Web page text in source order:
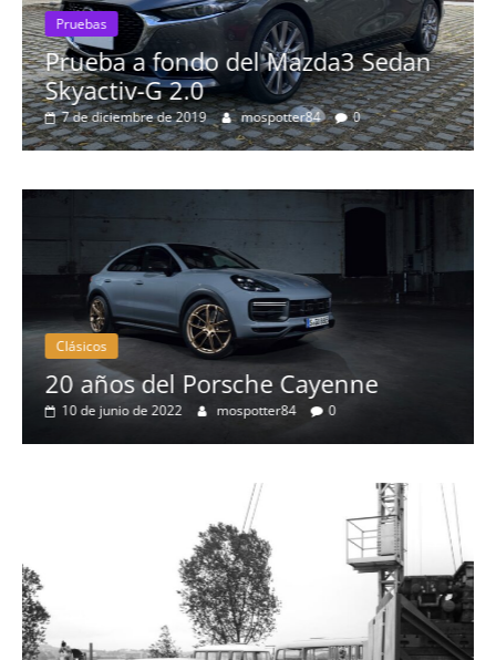
Pruebas
Prueba a fondo del Mazda3 Sedan
Skyactiv-G 2.0
7 de diciembre de 2019 mospotter84 0
Clásicos
20 años del Porsche Cayenne
10 de junio de 2022 mospotter84 0